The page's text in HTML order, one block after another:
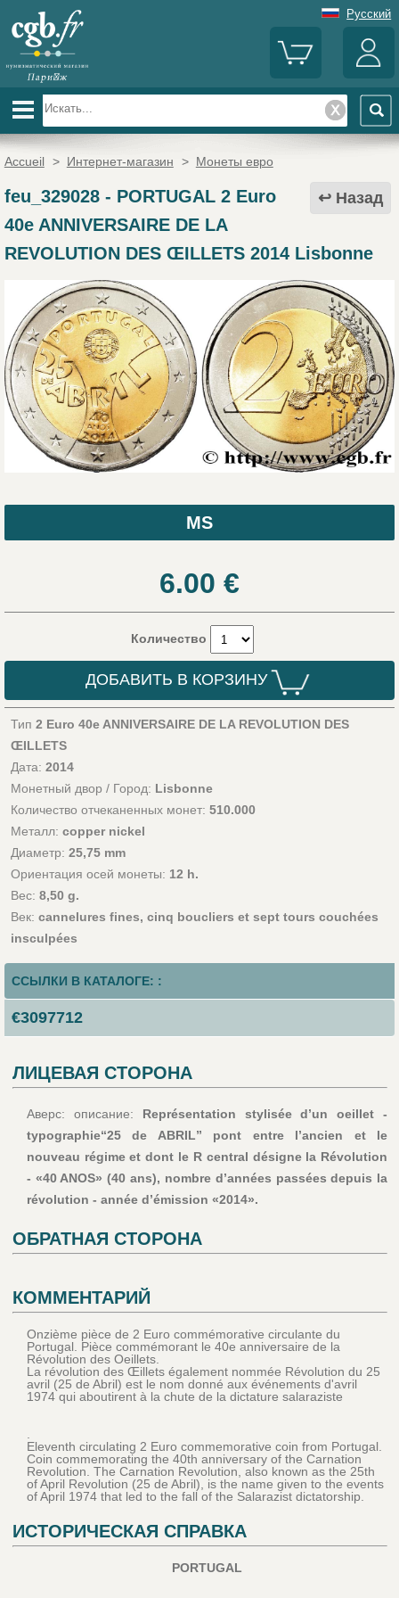
Русский
Accueil > Интернет-магазин > Монеты евро
Назад
feu_329028- PORTUGAL 2 Euro
40e ANNIVERSAIRE DE LA
REVOLUTION DES ŒILLETS 2014 Lisbonne
MS
6.00 €
Количество
ДОБАВИТЬ В КОРЗИНУ
Тип 2 Euro 40e ANNIVERSAIRE DE LA REVOLUTION DES
ŒILLETS
Дата: 2014
Монетный двор / Город: Lisbonne
Количество отчеканенных монет: 510.000
Металл: copper nickel
Диаметр: 25,75 mm
Ориентация осей монеты: 12 h.
Вес: 8,50 g.
Век: cannelures fines, cinq boucliers et sept tours couchées
insculpées
ССЫЛКИ В КАТАЛОГЕ: :
€3097712
ЛИЦЕВАЯ СТОРОНА
Аверс: описание: Représentation stylisée d’un oeillet -
typographie“25 de ABRIL” pont entre l’ancien et le
nouveau régime et dont le R central désigne la Révolution
- «40 ANOS» (40 ans), nombre d’années passées depuis la
révolution - année d’émission «2014».
ОБРАТНАЯ СТОРОНА
КОММЕНТАРИЙ
Onzième pièce de 2 Euro commémorative circulante du
Portugal. Pièce commémorant le 40e anniversaire de la
Révolution des Oeillets.
La révolution des Œillets également nommée Révolution du 25
avril (25 de Abril) est le nom donné aux événements d'avril
1974 qui aboutirent à la chute de la dictature salaraziste
Eleventh circulating 2 Euro commemorative coin from Portugal.
Coin commemorating the 40th anniversary of the Carnation
Revolution. The Carnation Revolution, also known as the 25th
of April Revolution (25 de Abril), is the name given to the events
of April 1974 that led to the fall of the Salarazist dictatorship.
ИСТОРИЧЕСКАЯ СПРАВКА
PORTUGAL